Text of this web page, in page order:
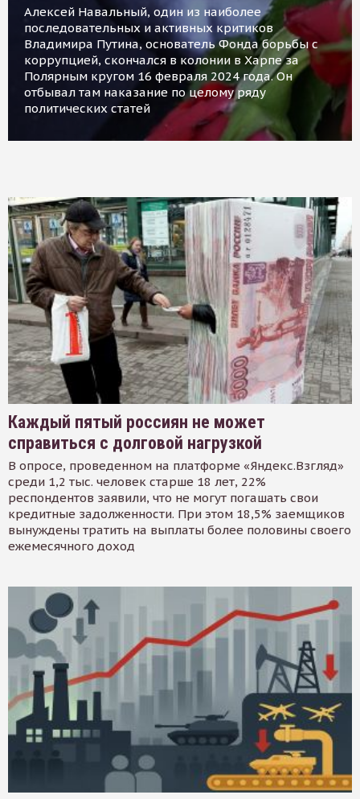
Алексей Навальный, один из наиболее
последовательных и активных критиков
Владимира Путина, основатель Фонда борьбы с
коррупцией, скончался в колонии в Харпе за
Полярным кругом 16 февраля 2024 года. Он
отбывал там наказание по целому ряду
политических статей
Каждый пятый россиян не может
справиться с долговой нагрузкой
В опросе, проведенном на платформе «Яндекс.Взгляд»
среди 1,2 тыс. человек старше 18 лет, 22%
респондентов заявили, что не могут погашать свои
кредитные задолженности. При этом 18,5% заемщиков
вынуждены тратить на выплаты более половины своего
ежемесячного доход